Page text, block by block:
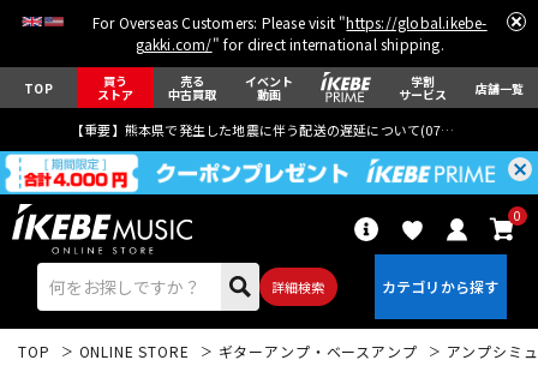
For Overseas Customers: Please visit "https://global.ikebe-
gakki.com/" for direct international shipping.
TOP 買う
ストア
売る
中古買取
イベント
動画
学割
サービス 店舗一覧
【重要】熊本県で発生した地震に伴う配送の遅延について(07月29日
詳細検索
0
TOP ONLINE STORE ギターアンプ・ベースアンプ アンプシミ